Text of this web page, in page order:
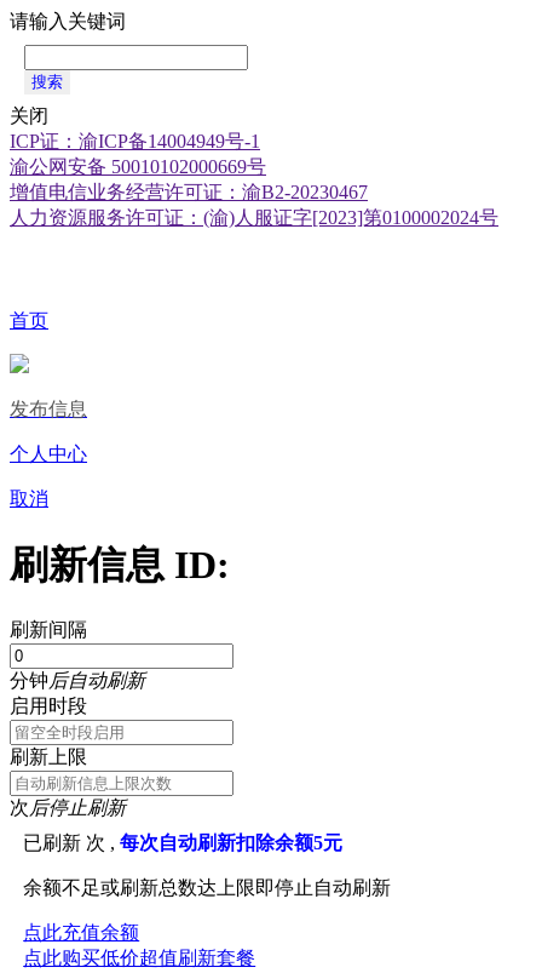
请输入关键词
搜索
关闭
ICP证：渝ICP备14004949号-1
渝公网安备 50010102000669号
增值电信业务经营许可证：渝B2-20230467
人力资源服务许可证：(渝)人服证字[2023]第0100002024号
首页
发布信息
个人中心
取消
刷新信息 ID:
刷新间隔
分钟后自动刷新
启用时段
刷新上限
次后停止刷新
已刷新 次 ,每次自动刷新扣除余额5元
余额不足或刷新总数达上限即停止自动刷新
点此充值余额
点此购买低价超值刷新套餐